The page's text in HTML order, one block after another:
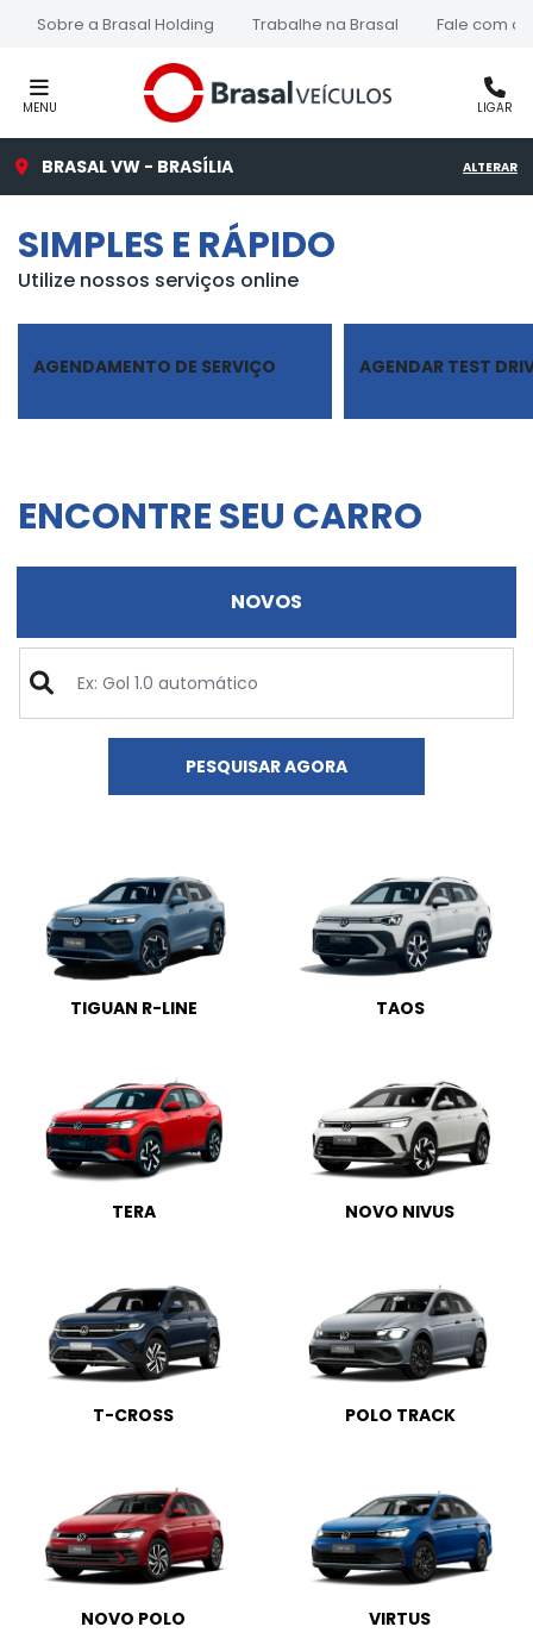
Sobre a Brasal Holding Trabalhe na Brasal Fale com a
MENU LIGAR
BRASAL VW - BRASÍLIA ALTERAR
SIMPLES E RÁPIDO
Utilize nossos serviços online
AGENDAMENTO DE SERVIÇO AGENDAR TEST
ENCONTRE SEU CARRO
NOVOS
PESQUISAR AGORA
TIGUAN R-LINE TAOS
TERA NOVO NIVUS
T-CROSS POLO TRACK
NOVO POLO VIRTUS